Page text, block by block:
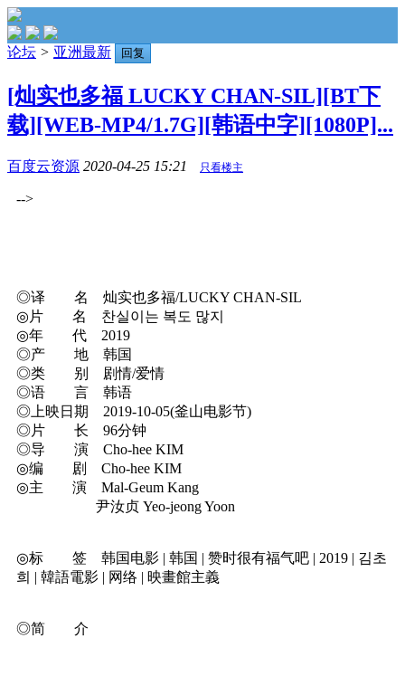
论坛 > 亚洲最新 回复
[灿实也多福 LUCKY CHAN-SIL][BT下
载][WEB-MP4/1.7G][韩语中字][1080P]...
百度云资源 2020-04-25 15:21 只看楼主
-->
◎译 名 灿实也多福/LUCKY CHAN-SIL
◎片 名 찬실이는 복도 많지
◎年 代 2019
◎产 地 韩国
◎类 别 剧情/爱情
◎语 言 韩语
◎上映日期 2019-10-05(釜山电影节)
◎片 长 96分钟
◎导 演 Cho-hee KIM
◎编 剧 Cho-hee KIM
◎主 演 Mal-Geum Kang
尹汝贞 Yeo-jeong Yoon
◎标 签 韩国电影 | 韩国 | 赞时很有福气吧 | 2019 | 김초
희 | 韓語電影 | 网络 | 映畫館主義
◎简 介